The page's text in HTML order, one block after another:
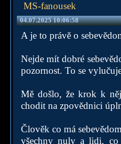
MS-fanousek
04.07.2025 10:06:58
A je to právě o
Nejde mít dobré
pozornost. To se
Mě došlo, že krok k
chodit na zpovědnici
Člověk co má
všechny nuly a lidi,